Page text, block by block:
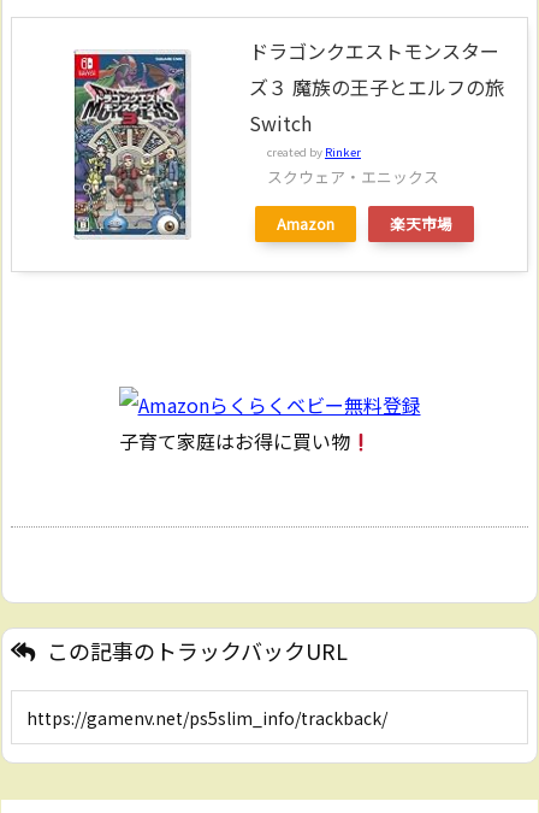
ドラゴンクエストモンスター
ズ３ 魔族の王子とエルフの旅
Switch
created by Rinker
スクウェア・エニックス
Amazon 楽天市場
子育て家庭はお得に買い物
この記事のトラックバックURL